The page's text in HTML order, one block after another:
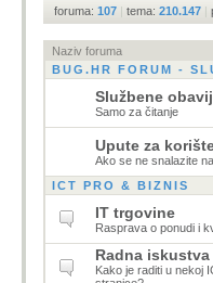
foruma: 107 | tema: 210.147 |
Naziv foruma
BUG.HR FORUM -
Službene
Samo za čitanje
Upute za
Ako se ne snalazite
ICT PRO & BIZNIS
IT trgovine
Rasprava o ponudi i
Radna iskustva
Kako je raditi u nekoj